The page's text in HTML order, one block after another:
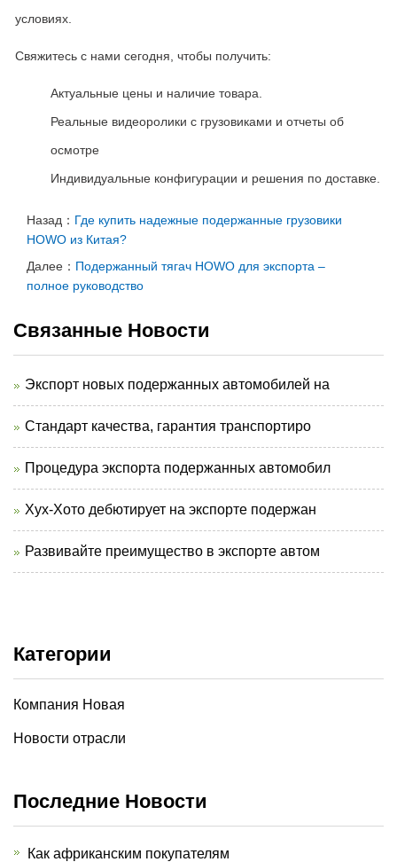
условиях
Свяжитесь с нами сегодня чтобы получить:
Актуальные цены и наличие товара.
Реальные видеоролики с грузовиками и отчеты об
осмотре
Индивидуальные конфигурации и решения по доставке.
Назад： Где купить надежные подержанные грузовики
HOWO из Китая?
Далее： Подержанный тягач HOWO для экспорта –
полное руководство
Связанные Новости
Экспорт новых подержанных автомобилей на
Стандарт качества, гарантия транспортиро
Процедура экспорта подержанных автомобил
Хух-Хото дебютирует на экспорте подержан
Развивайте преимущество в экспорте автом
Категории
Компания Новая
Новости отрасли
Последние Новости
Как африканским покупателям